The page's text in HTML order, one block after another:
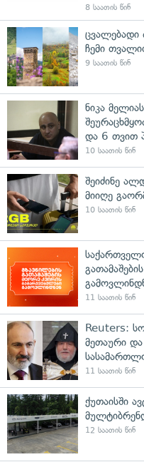
8 საათის წინ
ჩემი
9 საათის წინ
ნიკა
და 6 თვით
10 საათის წინ
შეიძინე
მიიღე
10 საათის წინ
11 საათის წინ
Reuters:
მეთაური
11 საათის წინ
ქუთაისში
12 საათის წინ